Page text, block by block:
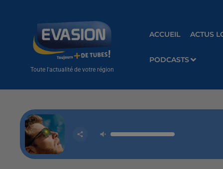
Toute l'actualité de votre région
ACCUEIL ACTUS
PODCASTS